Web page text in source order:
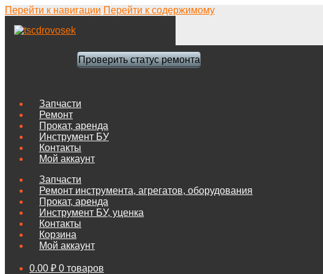
Перейти к навигации Перейти к содержимому
Проверить статус ремонта
Запчасти
Ремонт
Прокат, аренда
Инструмент БУ
Контакты
Мой аккаунт
Запчасти
Ремонт инструмента, агрегатов, оборудования
Прокат, аренда
Инструмент БУ, уценка
Контакты
Корзина
Мой аккаунт
0.00 ₽ 0 товаров